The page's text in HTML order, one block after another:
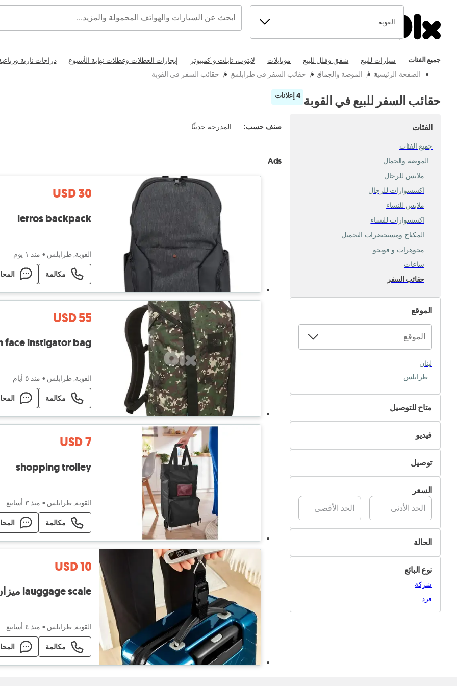
القوبة
جميع الفئات سيارات للبيع شقق وفلل للبيع موبايلات لابتوب، تابلت و كمبيوتر إيجارات العطلات وعطلات نهاية الأسبوع دراجات نارية
الصفحة الرئيسية / الموضة والجمال / حقائب السفر فى طرابلس / حقائب السفر فى القوبة
حقائب السفر للبيع في القوبة 4 إعلانات
الفئات
جميع الفئات
الموضة والجمال
ملابس للرجال
اكسسوارات للرجال
ملابس للنساء
اكسسوارات للنساء
المكياج ومستحضرات التجميل
مجوهرات و فوبجو
ساعات
حقائب السفر
الموقع
لبنان
طرابلس
متاح للتوصيل
لا
نعمفيديو
غير متوفر
متوفرتوصيل
التسليم الذاتي
تسليم Pik&Dropالسعر
الحالة
جديد
مستعملنوع البائع
شركة
فرد
صنف حسب: المدرجة حديثًا
Ads
USD 30
lerros backpack
القوبة, طرابلس • منذ ١ يوم
مكالمة
USD 55
face instigator bag
القوبة, طرابلس • منذ ٥ أيام
مكالمة
USD 7
shopping trolley
القوبة, طرابلس • منذ ٣ أسابيع
مكالمة
USD 10
lauggage scale ميزان شنط سفر
القوبة, طرابلس • منذ ٤ أسابيع
مكالمة